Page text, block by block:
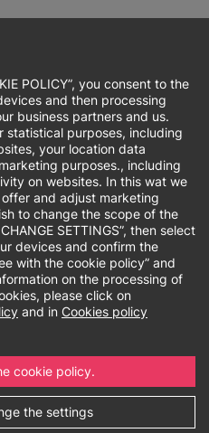
Polski
Angielski
POLICY”, you consent to the
and then processing
business partners and us.
statistical purposes, including
your location data
purposes., including
on websites. In this wat we
and adjust marketing
to change the scope of the
SETTINGS”, then select
devices and confirm the
with the cookie policy” and
on the processing of
please click on
and in Cookies policy
the settings
cookie policy.